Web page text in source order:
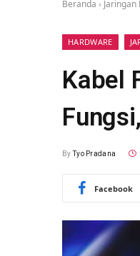
Beranda ›
HARDWARE
Kabel
By Tyo Pradana
Facebook